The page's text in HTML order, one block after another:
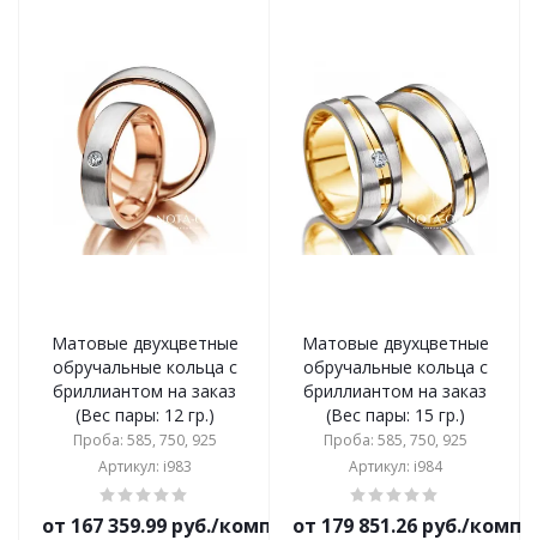
Матовые двухцветные
обручальные кольца с
бриллиантом на заказ
(Вес пары: 12 гр.)
Проба: 585, 750, 925
Артикул: i983
от 167 359.99 руб./комплект
Матовые двухцветные
обручальные кольца с
бриллиантом на заказ
(Вес пары: 15 гр.)
Проба: 585, 750, 925
Артикул: i984
от 179 851.26 руб./